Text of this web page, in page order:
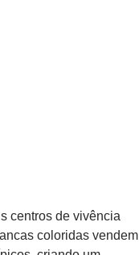
centros de vivência
coloridas vendem